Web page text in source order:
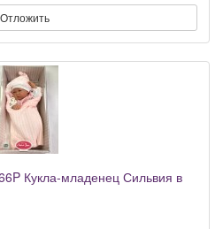
Отложить
Кукла-младенец Сильвия в